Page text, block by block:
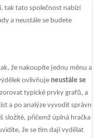
, tak tato společnost nabízí
a neustále se budete
že nakoupíte jednu měnu a
ovlivňuje neustále se
typické prvky grafů, a
a po analýze vyvodit správný
složité, přičemž úplná hračka
že se tím dají vydělat